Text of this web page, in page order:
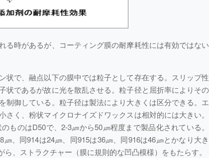
時があるが、コーティング膜の耐摩耗性には有効ではない
で、融点以下の膜中では粒子として存在する。スリップ
であるが故に光を散乱させる。粒子径と屈折率によりそ
御している。粒子径は製法により大きくは区分できる。
く、粉状マイクロナイズドワックスは相対的には大きい
ものはD50で、2-3㎛から50㎛程度まで製品化されている
、同914は24㎛、同915は36㎛、同916は46㎛とかなり大
、ストラクチャー（膜に規則的な凹凸模様）をもたらす。